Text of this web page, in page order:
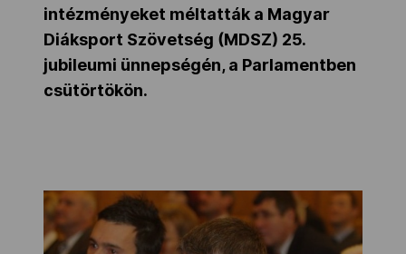
Társszervezetek
intézményeket méltatták a Magyar
Diáksport Szövetség (MDSZ) 25.
jubileumi ünnepségén, a Parlamentben
csütörtökön.